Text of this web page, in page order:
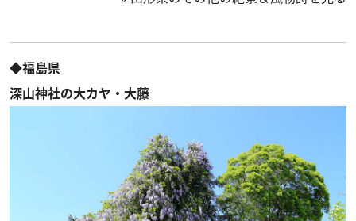
◆福島県
深山神社の大カヤ・大藤